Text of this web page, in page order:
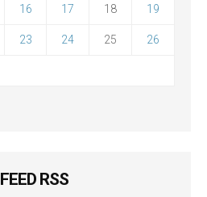
16 17 18 19
23 24 25 26
FEED RSS